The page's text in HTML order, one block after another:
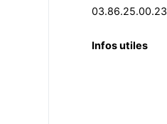
03.86.25.00.23
Infos utiles